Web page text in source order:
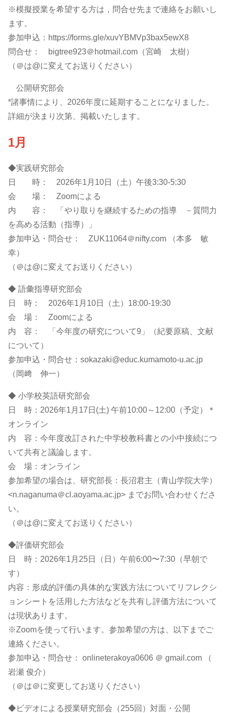
※模擬授業を希望する方は，問合せ先まで連絡をお願いし
ます。
参加申込：https://forms.gle/xuvYBMVp3bax5ewX8
問合せ： bigtree923＠hotmail.com（宮崎 太樹）
（＠は@に変えてお送りください）
公開研究部会
*諸事情により、2026年度に延期することになりました。
詳細が決まり次第、掲載いたします。
1月
◆実践研究部会
日 時： 2026年1月10日（土）午後3:30-5:30
会 場： Zoomによる
内 容： 「やり取りを継続するための指導 －質問力
を高める活動（指導）」
参加申込・問合せ： ZUK11064＠nifty.com （本多 敏
幸）
（＠は@に変えてお送りください）
◆ 語彙指導研究部会
日 時： 2026年1月10日（土）18:00-19:30
会 場： Zoomによる
内 容： 「今年度の研究について9」（紀要原稿、文献
について）
参加申込・問合せ：sokazaki@educ.kumamoto-u.ac.jp
（岡﨑 伸一）
◆ 小学校英語研究部会
日 時：2026年1月17日(土) 午前10:00～12:00（予定）＊
オンライン
内 容：今年度改訂された中学校教科書との小中接続につ
いて共有と議論します。
会 場：オンライン
参加希望の場合は、研究部長：長沼君主（青山学院大学）
<n.naganuma＠cl.aoyama.ac.jp> までお問い合わせくださ
い。
（＠は@に変えてお送りください）
◆評価研究部会
日 時：2026年1月25日（日）午前6:00〜7:30（早朝で
す）
内容：形成的評価の具体的な実践方法についてリフレクシ
ョンシートを活用した方法などを共有し評価方法について
は現状あります。
※Zoomを使って行います。参加希望の方は、以下までご
連絡ください。
参加申込・問合せ： onlineterakoya0606 ＠ gmail.com （
岩瀬 俊介）
（＠は＠に変更してお送りください）
◆ビデオによる授業研究部会（255回）対面・公開